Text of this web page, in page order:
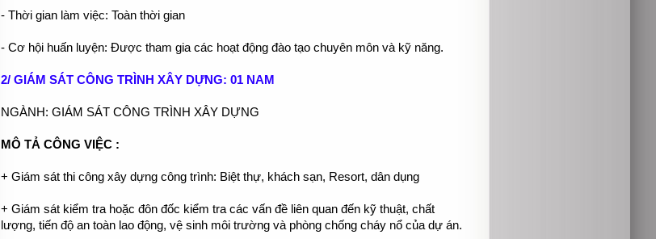
- Thời gian làm việc: Toàn thời gian
- Cơ hội huấn luyện: Được tham gia các hoạt động đào tạo chuyên môn và kỹ năng.
2/ GIÁM SÁT CÔNG TRÌNH XÂY DỰNG: 01 NAM
NGÀNH: GIÁM SÁT CÔNG TRÌNH XÂY DỰNG
MÔ TẢ CÔNG VIỆC :
+ Giám sát thi công xây dựng công trình: Biệt thự, khách sạn, Resort, dân dụng
+ Giám sát kiểm tra hoặc đôn đốc kiểm tra các vấn đề liên quan đến kỹ thuật, chất
lượng, tiến độ an toàn lao động, vệ sinh môi trường và phòng chống cháy nổ của dự án.